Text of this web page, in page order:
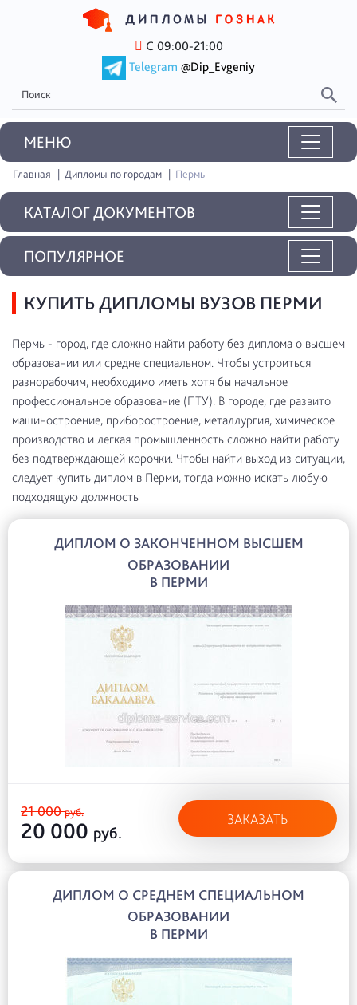
С 09:00-21:00
Telegram @Dip_Evgeniy
MEНЮ
Главная Дипломы по городам Пермь
КАТАЛОГ ДОКУМЕНТОВ
КУПИТЬ ДИПЛОМЫ ВУЗОВ ПЕРМИ
Пермь - город, где сложно найти работу без диплома о высшем
образовании или средне специальном. Чтобы устроиться
разнорабочим, необходимо иметь хотя бы начальное
профессиональное образование (ПТУ). В городе, где развито
машиностроение, приборостроение, металлургия, химическое
производство и легкая промышленность сложно найти работу
без подтверждающей корочки. Чтобы найти выход из ситуации,
следует купить диплом в Перми, тогда можно искать любую
подходящую должность
ДИПЛОМ О ЗАКОНЧЕННОМ ВЫСШЕМ
ОБРАЗОВАНИИ
В ПЕРМИ
21 000руб.
20 000 руб.
ЗАКАЗАТЬ
ДИПЛОМ О СРЕДНЕМ СПЕЦИАЛЬНОМ
ОБРАЗОВАНИИ
В ПЕРМИ
ПОПУЛЯРНОЕ